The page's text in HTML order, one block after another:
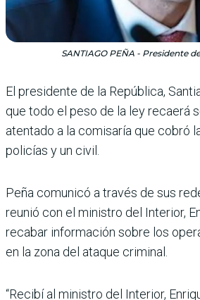
SANTIAGO PEÑA - Presidente
El presidente de la República,
que todo el peso de la ley recaerá
atentado a la comisa­ría que cobró
policías y un civil.
Peña comunicó a través de sus
reunió con el ministro del Interior,
recabar información sobre los
en la zona del ataque criminal.
“Recibí al ministro del Interior,